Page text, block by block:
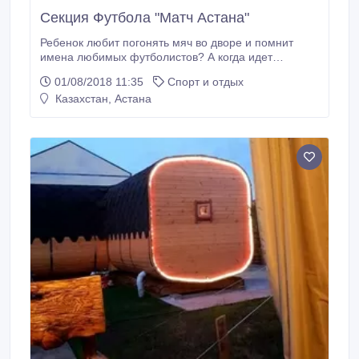
Секция Футбола "Матч Астана"
Ребенок любит погонять мяч во дворе и помнит
имена любимых футболистов? А когда идет
оторвать от телевизора? Детская футбольная школа
"Матч Астана" объявляет набор детей в возрасте от
БЕСПЛАТНО! Контакты: +77762480771 https://vk.
01/08/2018 11:35
Спорт и отдых
Казахстан, Астана